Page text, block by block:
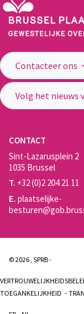
Contacteer ons
Volg het nieuws
CONTACT
Sint-Lazarusplein 2
1035 Brussel
T. +32 (0)2 204 21 11
E. plaatselijke-
© 2026 , SPRB -
TOEGANKELIJKHEID